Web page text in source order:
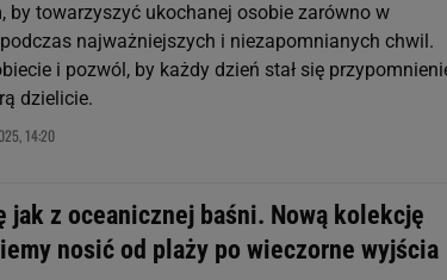
by towarzyszyć ukochanej osobie zarówno w
najważniejszych i niezapomnianych chwil.
i pozwól, by każdy dzień stał się
dzielicie.
14:20
jak z oceanicznej baśni. Nową kolekcję
nosić od plaży po wieczorne wyjścia